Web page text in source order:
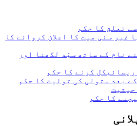
تعلق کا حکم
غیر سنی میت کا اعلان کروانے کا
نام کے ساتھ سیّد لکھنا اور
کرنے کا حکم
بعد متولی کی تولیت کا حکم
حیثیت
کا حکم